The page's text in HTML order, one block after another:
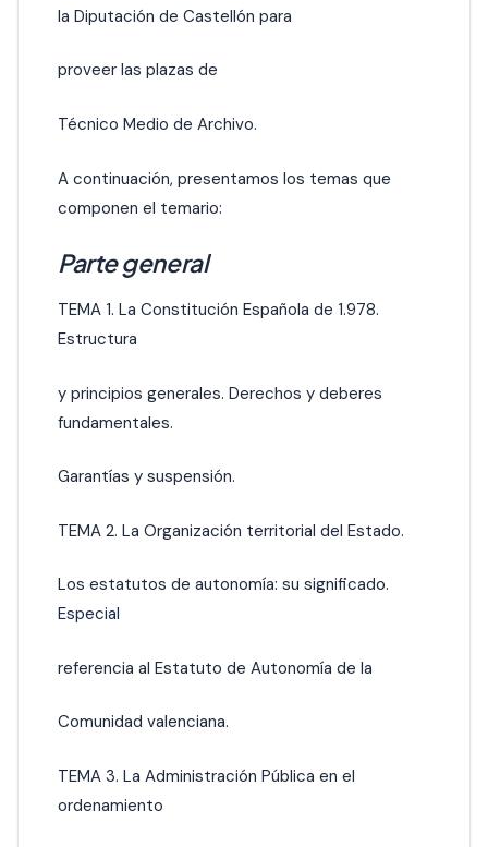
la Diputación de Castellón para
proveer las plazas de
Técnico Medio de Archivo.
A continuación, presentamos los temas que
componen el temario:
Parte general
TEMA 1. La Constitución Española de 1.978.
Estructura
y principios generales. Derechos y deberes
fundamentales.
Garantías y suspensión.
TEMA 2. La Organización territorial del Estado.
Los estatutos de autonomía: su significado.
Especial
referencia al Estatuto de Autonomía de la
Comunidad valenciana.
TEMA 3. La Administración Pública en el
ordenamiento